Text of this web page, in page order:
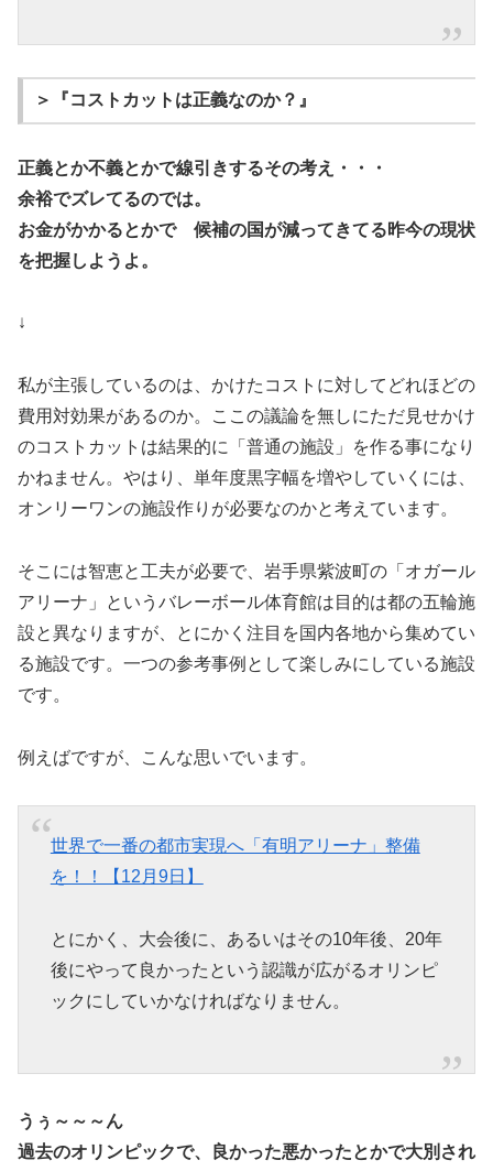
＞『コストカットは正義なのか？』
正義とか不義とかで線引きするその考え・・・
余裕でズレてるのでは。
お金がかかるとかで 候補の国が減ってきてる昨今の現状
を把握しようよ。
↓
私が主張しているのは、かけたコストに対してどれほどの
費用対効果があるのか。ここの議論を無しにただ見せかけ
のコストカットは結果的に「普通の施設」を作る事になり
かねません。やはり、単年度黒字幅を増やしていくには、
オンリーワンの施設作りが必要なのかと考えています。
そこには智恵と工夫が必要で、岩手県紫波町の「オガール
アリーナ」というバレーボール体育館は目的は都の五輪施
設と異なりますが、とにかく注目を国内各地から集めてい
る施設です。一つの参考事例として楽しみにしている施設
です。
例えばですが、こんな思いでいます。
世界で一番の都市実現へ「有明アリーナ」整備
を！！【12月9日】
とにかく、大会後に、あるいはその10年後、20年
後にやって良かったという認識が広がるオリンピ
ックにしていかなければなりません。
うぅ～～～ん
過去のオリンピックで、良かった悪かったとかで大別され